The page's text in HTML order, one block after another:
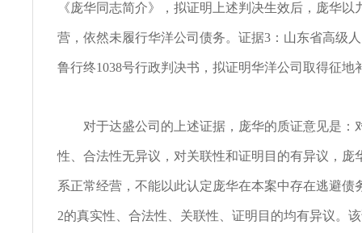
《庞华同志简介》，拟证明上述判决生效后，庞华以
营，依然未履行华洋公司债务。证据3：山东省高级
鲁行终1038号行政判决书，拟证明华洋公司取得征地
对于达盛公司的上述证据，庞华的质证意见是：
性、合法性无异议，对关联性和证明目的有异议，庞
系正常经营，不能以此认定庞华在本案中存在逃避债
2的真实性、合法性、关联性、证明目的均有异议。